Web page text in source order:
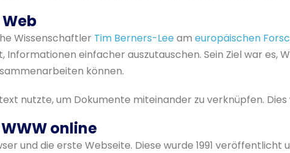
Wissenschaftler Tim Berners-Leeam europäischen
einfacher auszutauschen. Sein Ziel war es,
können.
nutzte, um Dokumente miteinander zu verknüpfen. Dies
online
und die erste Webseite. Diese wurde 1991 veröffentlicht